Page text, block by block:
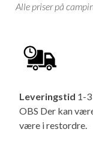
Alle priser på
Leveringstid 1-
OBS Der kan
være i restordre.